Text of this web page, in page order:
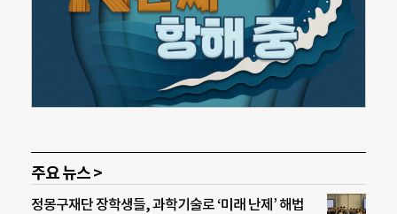
주요 뉴스 >
정몽구재단 장학생들, 과학기술로 ‘미래 난제’ 해법